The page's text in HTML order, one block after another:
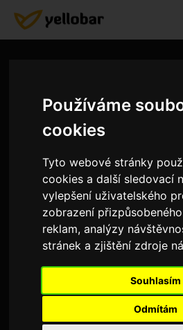
Používáme
cookies
Tyto webové stránky
cookies a další sledovací
vylepšení uživatelského
zobrazení
reklam, analýzy
stránek a zjištění zdroje
Souhlasím
Odmítám
Anarchofobix